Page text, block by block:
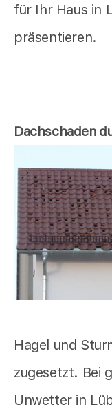
für Ihr Haus in
präsentieren.
Dachschaden
Hagel und
zugesetzt. Bei
Unwetter in